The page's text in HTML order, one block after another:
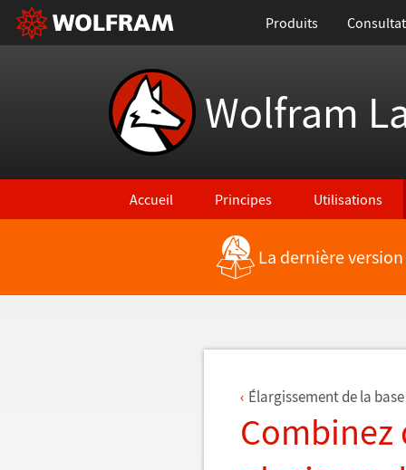
Produits
Wolfram
Accueil Principes Utilisations
Retour vers les nouvelles fonctionnalités
La dernière
Élargissement de la
Combinez